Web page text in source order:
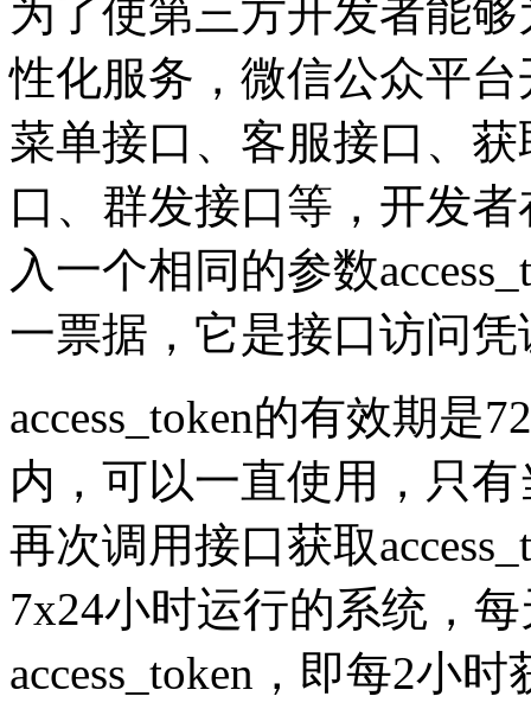
为了使第三方开发者能
性化服务，微信公众平
菜单接口、客服接口、
口、群发接口等，开发
入一个相同的参数
一票据，它是接口访问凭
access_token的有效期是
内，可以一直使用，只有
再次调用接口获取
7x24小时运行的系统，
access_token，即每2小